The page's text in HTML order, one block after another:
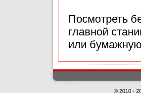
Посмотреть
главной
или
© 2010 -